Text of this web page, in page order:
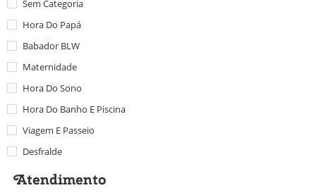
Sem Categoria
Hora Do Papá
Babador BLW
Maternidade
Hora Do Sono
Hora Do Banho E Piscina
Viagem E Passeio
Desfralde
Atendimento